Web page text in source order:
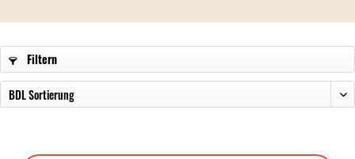
Filtern